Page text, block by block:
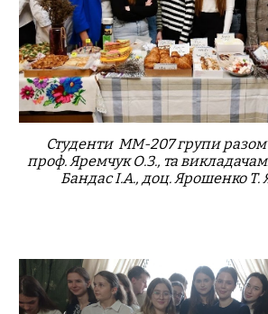
Студенти ММ-207групи разом
проф. Яремчук О.З., та
БандасІ.А., доц. Ярошенко Т.